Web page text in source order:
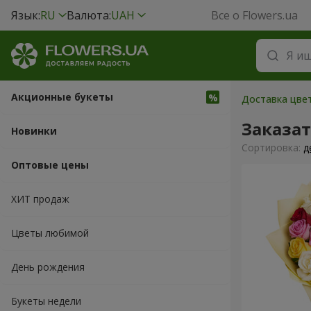
Язык:RU Валюта:UAH Все о Flowers.ua
Акционные букеты
Новинки
Оптовые цены
ХИТ продаж
Цветы любимой
День рождения
Букеты недели
Доставка
Cортировка: